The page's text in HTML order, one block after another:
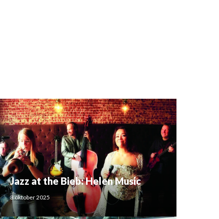
Jazz at the Bieb: Helen Music
3 oktober 2025